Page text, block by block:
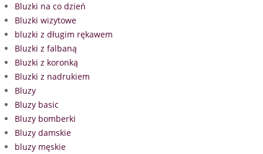
Bluzki na co dzień
Bluzki wizytowe
bluzki z długim rękawem
Bluzki z falbaną
Bluzki z koronką
Bluzki z nadrukiem
Bluzy
Bluzy basic
Bluzy bomberki
Bluzy damskie
bluzy męskie